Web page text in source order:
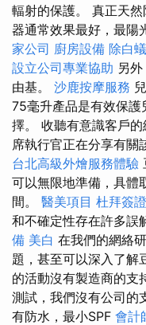
輻射的保護。 真正天
器通常效果最好，最陽
家公司 廚房設備 除白
設立公司專業協助 另
由基。 沙鹿按摩服務
75毫升產品是有效保護
擇。 收聽有意識客戶
席執行官正在分享有關
台北高級外燴服務體驗
可以無限地準備，具體
間。 醫美項目 杜拜簽證
和不確定性存在許多誤
備 美白 在我們的網絡
題，甚至可以深入了解
的活動沒有製造商的支
測試，我們沒有公司的
有防水，最小SPF 會計